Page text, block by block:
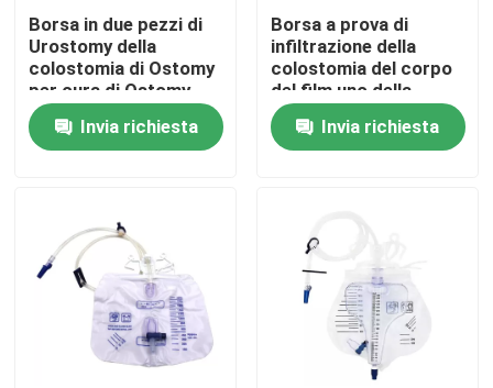
Casa.
Prodotti
Video
Visita alla fabbrica
Controllo della qualità
Borsa in due pezzi di
Urostomy della
colostomia di Ostomy
per cura di Ostomy
Invia richiesta
Borsa a prova di
infiltrazione della
colostomia del corpo
del film uno della
borsa eliminabile di un
pezzo di Ostomy
Invia richiesta